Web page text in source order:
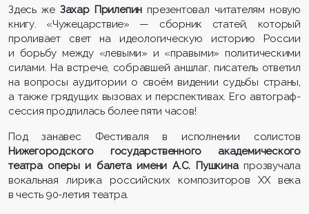
Здесь же Захар Прилепин презентовал читателям новую
книгу. «Чужецарствие» — сборник статей, который
проливает свет на идеологическую историю России
и борьбу между «левыми» и «правыми» политическими
силами. На встрече, собравшей аншлаг, писатель ответил
на вопросы аудитории о своём видении судьбы страны,
а также грядущих вызовах и перспективах. Его автограф-
сессия продлилась более пяти часов!
Под занавес Фестиваля в исполнении солистов
Нижегородского государственного академического
театра оперы и балета имени А.С. Пушкинапрозвучала
вокальная лирика российских композиторов XX века
в честь 90-летия театра.